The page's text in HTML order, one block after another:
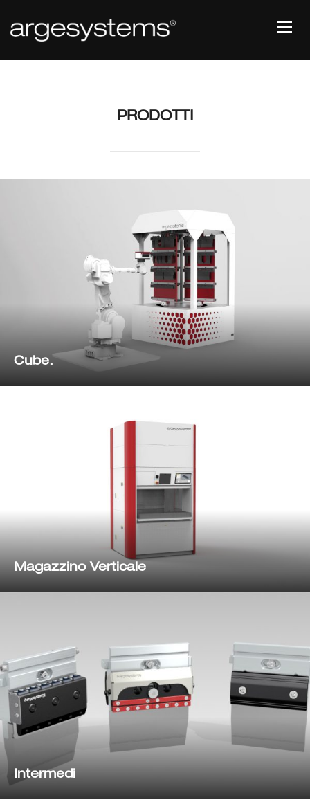
PRODOTTI
Cube.
Magazzino Verticale
Intermedi